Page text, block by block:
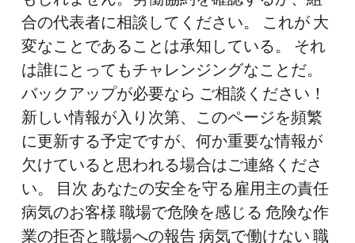
合の代表者に相談してください。 これが 大
変なことであることは承知している。 それ
は誰にとってもチャレンジングなことだ。
バックアップが必要なら ご相談ください！
新しい情報が入り次第、このページを頻繁
に更新する予定ですが、何か重要な情報が
欠けていると思われる場合はご連絡くださ
い。 目次 あなたの安全を守る雇用主の責任
病気のお客様 職場で危険を感じる 危険な作
業の拒否と職場への報告 病気で働けない 職